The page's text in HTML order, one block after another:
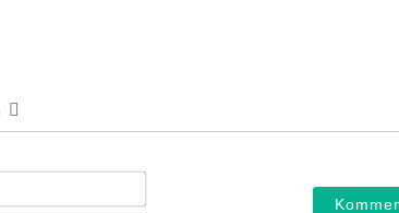
Name*